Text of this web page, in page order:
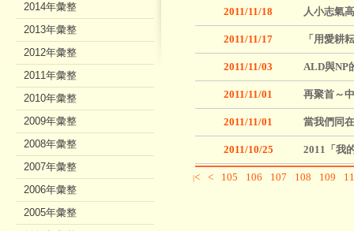
2011/11/18 人小志氣
2011/11/17 「用愛耕
2011/11/03 ALD與NP
2011/11/01 再聚首～
2011/11/01 當我們同
2011/10/25 2011「我
|< < 105 106 107 108 109
2014年彙整
2013年彙整
2012年彙整
2011年彙整
2010年彙整
2009年彙整
2008年彙整
2007年彙整
2006年彙整
2005年彙整